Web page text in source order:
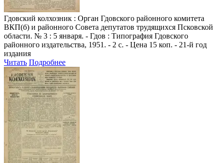
Гдовский колхозник : Орган Гдовского районного комитета
ВКП(б) и районного Совета депутатов трудящихся Псковской
области. № 3 : 5 января. - Гдов : Типография Гдовского
районного издательства, 1951. - 2 с. - Цена 15 коп. - 21-й год
издания
Читать Подробнее